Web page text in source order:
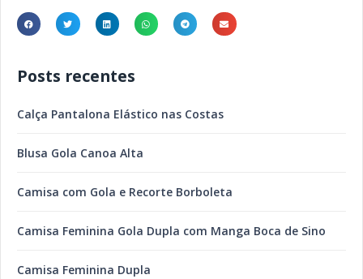
Posts recentes
Calça Pantalona Elástico nas Costas
Blusa Gola Canoa Alta
Camisa com Gola e Recorte Borboleta
Camisa Feminina Gola Dupla com Manga Boca de Sino
Camisa Feminina Dupla